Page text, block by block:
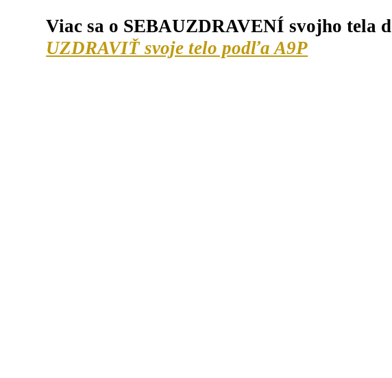
Viac sa o SEBAUZDRAVENÍ svojho tela
UZDRAVIŤ svoje telo podľa A9P